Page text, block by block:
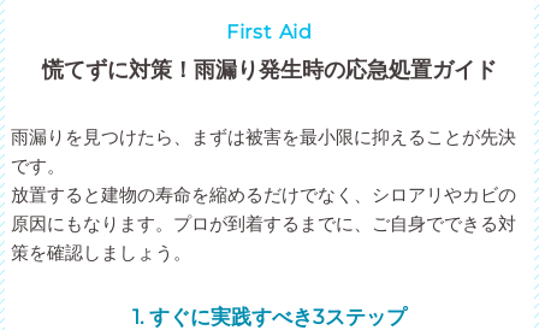
慌てずに対策！雨漏り発生時の応急処置ガイド
First Aid
雨漏りを見つけたら、まずは被害を最小限に抑えることが先決
です。
放置すると建物の寿命を縮めるだけでなく、シロアリやカビの
原因にもなります。プロが到着するまでに、ご自身でできる対
策を確認しましょう。
1. すぐに実践すべき3ステップ